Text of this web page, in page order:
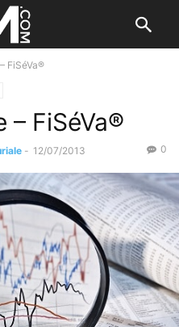
FiSéVa®
– FiSéVa®
- 12/07/2013 0